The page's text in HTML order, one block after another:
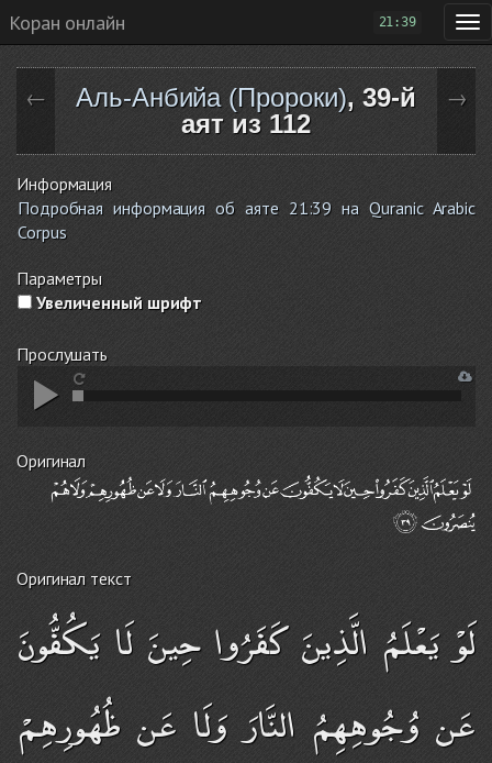
Коран онлайн 21:39
← Аль-Анбийа (Пророки), 39-й
аят из 112
→
Информация
Подробная информация об аяте 21:39 на Quranic Arabic
Corpus
Параметры
Увеличенный шрифт
Прослушать
Оригинал
Оригинал текст
لَوْ يَعْلَمُ الَّذِينَ كَفَرُوا حِينَ لَا يَكُفُّونَ
عَن وُجُوهِهِمُ النَّارَ وَلَا عَن ظُهُورِهِمْ